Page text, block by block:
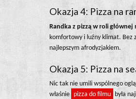
Okazja 4: Pizza na
Randka z pizzą w roli
komfortowy i luźny klimat. Bez
najlepszym afrodyzjakiem.
Okazja 5: Pizza na
Nic tak nie umili wspólnego
właśnie pizza do filmu była